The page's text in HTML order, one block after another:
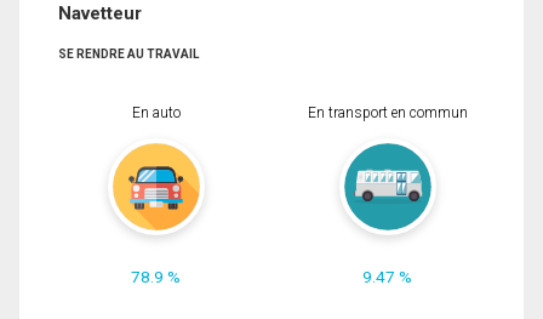
Navetteur
SE RENDRE AU TRAVAIL
En auto
78.9 %
En transport en commun
9.47 %